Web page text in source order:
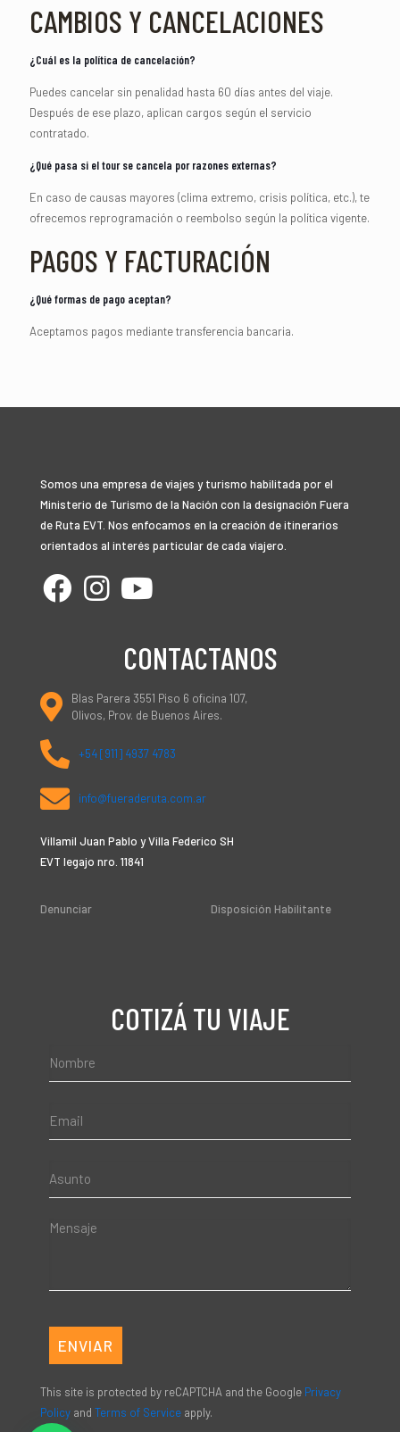
CAMBIOS Y CANCELACIONES
¿Cuál es la política de cancelación?
Puedes cancelar sin penalidad hasta 60 días antes del viaje.
Después de ese plazo, aplican cargos según el servicio
contratado.
¿Qué pasa si el tour se cancela por razones externas?
En caso de causas mayores (clima extremo, crisis política, etc.), te
ofrecemos reprogramación o reembolso según la política vigente.
PAGOS Y FACTURACIÓN
¿Qué formas de pago aceptan?
Aceptamos pagos mediante transferencia bancaria.
Somos una empresa de viajes y turismo habilitada por el
Ministerio de Turismo de la Nación con la designación Fuera
de Ruta EVT. Nos enfocamos en la creación de itinerarios
orientados al interés particular de cada viajero.
CONTACTANOS
Blas Parera 3551 Piso 6 oficina 107,
Olivos, Prov. de Buenos Aires.
+54 [911] 4937 4783
info@fueraderuta.com.ar
Villamil Juan Pablo y Villa Federico SH
EVT legajo nro. 11841
Denunciar Disposición Habilitante
COTIZÁ TU VIAJE
This site is protected by reCAPTCHA and the Google Privacy
Policy and Terms of Service apply.